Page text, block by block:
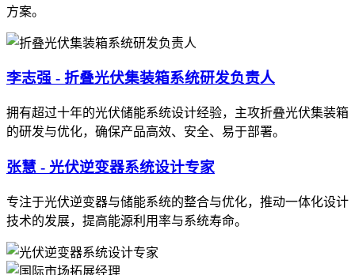
方案。
李志强 - 折叠光伏集装箱系统研发负责人
拥有超过十年的光伏储能系统设计经验，主攻折叠光伏集装箱
的研发与优化，确保产品高效、安全、易于部署。
张慧 - 光伏逆变器系统设计专家
专注于光伏逆变器与储能系统的整合与优化，推动一体化设计
技术的发展，提高能源利用率与系统寿命。